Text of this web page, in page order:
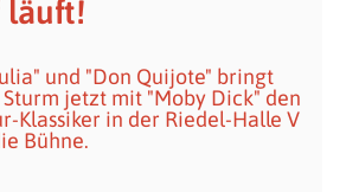
läuft!
und "Don Quijote" bringt
Sturm jetzt mit "Moby Dick" den
Klassiker in der Riedel-Halle V
Bühne.